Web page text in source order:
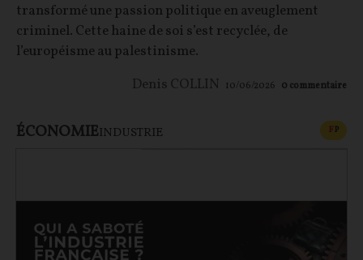
transformé une passion politique en aveuglement
criminel. Cette haine de soi s’est recyclée, de
l’européisme au palestinisme.
Denis COLLIN 10/06/2026 0 commentaire
ÉCONOMIEINDUSTRIE FP